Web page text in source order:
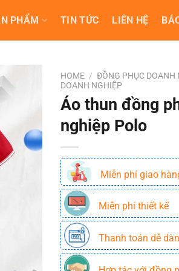
PHẨM TIN TỨC LIÊN HỆ
HOME / ĐỒNG PHỤC DOANH
DOANH NGHIỆP
Áo thun đồng
nghiệp Polo
Miễn phí giao
Miễn phí thiết kế
Thanh toán dễ